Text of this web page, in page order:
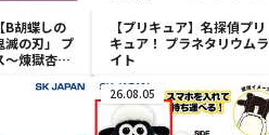
B胡蝶しの
滅の刃」 プ
～煉獄杏寿
【プリキュア】名探偵プリ
キュア！ プラネタリウムラ
イト
26.08.05